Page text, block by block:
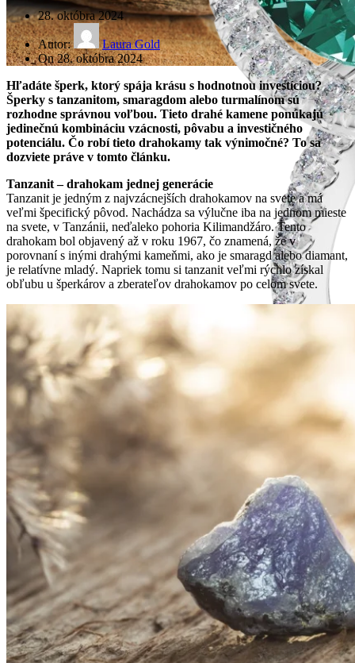
Halo design
Zásnubné prstne z kolekcie Halo Design.
28. októbra 2024
Autor:
Laura Gold
On 28. októbra 2024
Hľadáte šperk, ktorý spája krásu s hodnotnou investíciou?
Šperky s tanzanitom, smaragdom alebo turmalínom sú
rozhodne správnou voľbou. Tieto drahé kamene ponúkajú
jedinečnú kombináciu vzácnosti, pôvabu a investičného
potenciálu. Čo robí tieto drahokamy tak výnimočné? To sa
dozviete práve v tomto článku.
Tanzanit – drahokam jednej generácie
Tanzanit je jedným z najvzácnejších drahokamov na svete a má
veľmi špecifický pôvod. Nachádza sa výlučne iba na jednom mieste
na svete, v Tanzánii, neďaleko pohoria Kilimandžáro. Tento
drahokam bol objavený až v roku 1967, čo znamená, že v
porovnaní s inými drahými kameňmi, ako je smaragd alebo diamant,
je relatívne mladý. Napriek tomu si tanzanit veľmi rýchlo získal
obľubu u šperkárov a zberateľov drahokamov po celom svete.